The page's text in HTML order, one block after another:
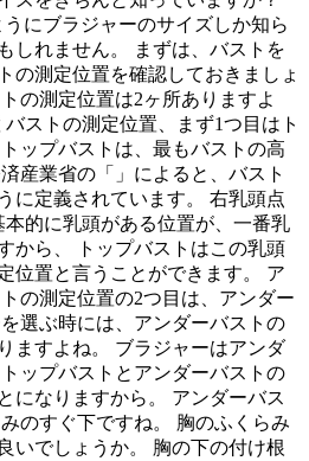
うにブラジャーのサイズしか知ら
しれません。 まずは、バストを
の測定位置を確認しておきましょ
の測定位置は2ヶ所ありますよ
ストの測定位置、まず1つ目はト
ップバストは、最もバストの高
産業省の「」によると、バスト
に定義されています。 右乳頭点
的に乳頭がある位置が、一番乳
から、 トップバストはこの乳頭
位置と言うことができます。 ア
の測定位置の2つ目は、アンダー
選ぶ時には、アンダーバストの
ますよね。 ブラジャーはアンダ
ップバストとアンダーバストの
になりますから。 アンダーバス
のすぐ下ですね。 胸のふくらみ
いでしょうか。 胸の下の付け根